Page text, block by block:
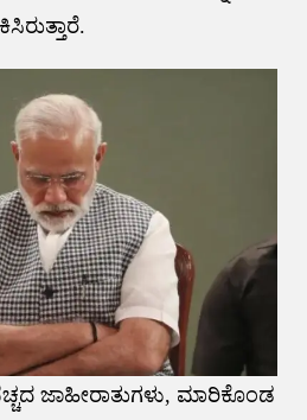
ಜಾಹೀರಾತುಗಳು, ಮಾರಿಕೊಂಡ